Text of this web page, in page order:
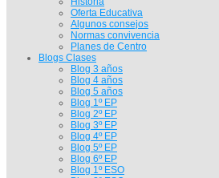
Oferta Educativa
Algunos consejos
Normas convivencia
Planes de Centro
Blogs Clases
Blog 3 años
Blog 4 años
Blog 5 años
Blog 1º EP
Blog 2º EP
Blog 3º EP
Blog 4º EP
Blog 5º EP
Blog 6º EP
Blog 1º ESO